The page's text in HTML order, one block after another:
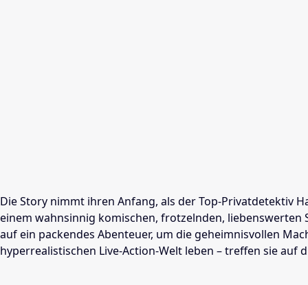
Die Story nimmt ihren Anfang, als der Top-Privatdetektiv
einem wahnsinnig komischen, frotzelnden, liebenswerten
auf ein packendes Abenteuer, um die geheimnisvollen
hyperrealistischen Live-Action-Welt leben – treffen sie